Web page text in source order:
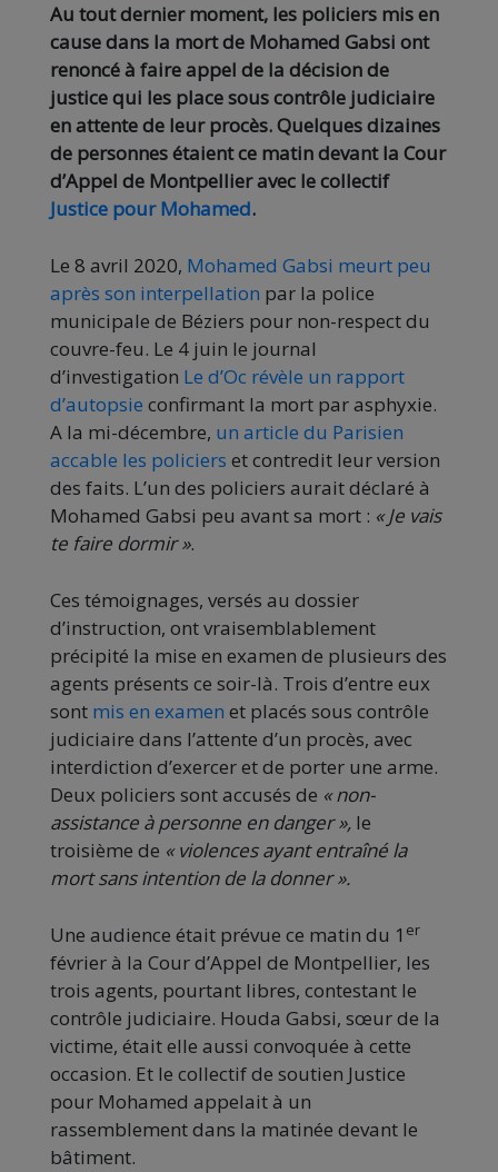
Au tout dernier moment, les policiers mis en
cause dans la mort de Mohamed Gabsi ont
renoncé à faire appel de la décision de
justice qui les place sous contrôle judiciaire
en attente de leur procès. Quelques dizaines
de personnes étaient ce matin devant la Cour
d’Appel de Montpellier avec le collectif
Justice pour Mohamed.
Le 8 avril 2020, Mohamed Gabsi meurt peu
après son interpellation par la police
municipale de Béziers pour non-respect du
couvre-feu. Le 4 juin le journal
d’investigation Le d’Oc révèle un rapport
d’autopsie confirmant la mort par asphyxie.
A la mi-décembre, un article du Parisien
accable les policiers et contredit leur version
des faits. L’un des policiers aurait déclaré à
Mohamed Gabsi peu avant sa mort : « Je vais
te faire dormir ».
Ces témoignages, versés au dossier
d’instruction, ont vraisemblablement
précipité la mise en examen de plusieurs des
agents présents ce soir-là. Trois d’entre eux
sont mis en examen et placés sous contrôle
judiciaire dans l’attente d’un procès, avec
interdiction d’exercer et de porter une arme.
Deux policiers sont accusés de « non-
assistance à personne en danger », le
troisième de « violences ayant entraîné la
mort sans intention de la donner ».
Une audience était prévue ce matin du 1 er
février à la Cour d’Appel de Montpellier, les
trois agents, pourtant libres, contestant le
contrôle judiciaire. Houda Gabsi, sœur de la
victime, était elle aussi convoquée à cette
occasion. Et le collectif de soutien Justice
pour Mohamed appelait à un
rassemblement dans la matinée devant le
bâtiment.